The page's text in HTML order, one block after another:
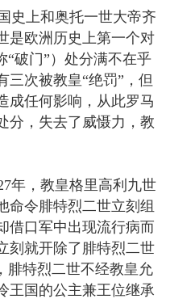
史上和奥托一世大帝齐
是欧洲历史上第一个对
“破门”）处分满不在乎
三次被教皇“绝罚”，但
成任何影响，从此罗马
分，失去了威慑力，教
年，教皇格里高利九世
命令腓特烈二世立刻组
借口军中出现流行病而
刻就开除了腓特烈二世
腓特烈二世不经教皇允
王国的公主兼王位继承